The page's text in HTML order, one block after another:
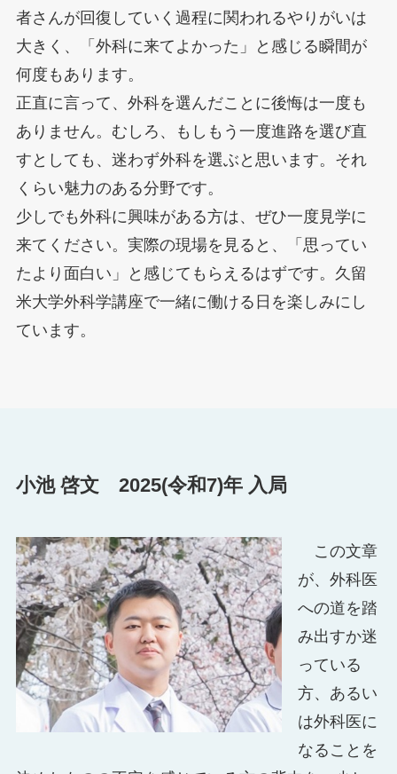
者さんが回復していく過程に関われるやりがいは
大きく、「外科に来てよかった」と感じる瞬間が
何度もあります。
正直に言って、外科を選んだことに後悔は一度も
ありません。むしろ、もしもう一度進路を選び直
すとしても、迷わず外科を選ぶと思います。それ
くらい魅力のある分野です。
少しでも外科に興味がある方は、ぜひ一度見学に
来てください。実際の現場を見ると、「思ってい
たより面白い」と感じてもらえるはずです。久留
米大学外科学講座で一緒に働ける日を楽しみにし
ています。
小池 啓文 2025(令和7)年 入局
この文章
が、外科医
への道を踏
み出すか迷
っている
方、あるい
は外科医に
なることを